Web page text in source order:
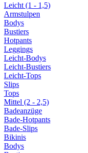
Leicht (1 - 1,5)
Armstulpen
Bodys
Bustiers
Hotpants
Leggings
Leicht-Bodys
Leicht-Bustiers
Leicht-Tops
Slips
Tops
Mittel (2 - 2,5)
Badeanzüge
Bade-Hotpants
Bade-Slips
Bikinis
Bodys